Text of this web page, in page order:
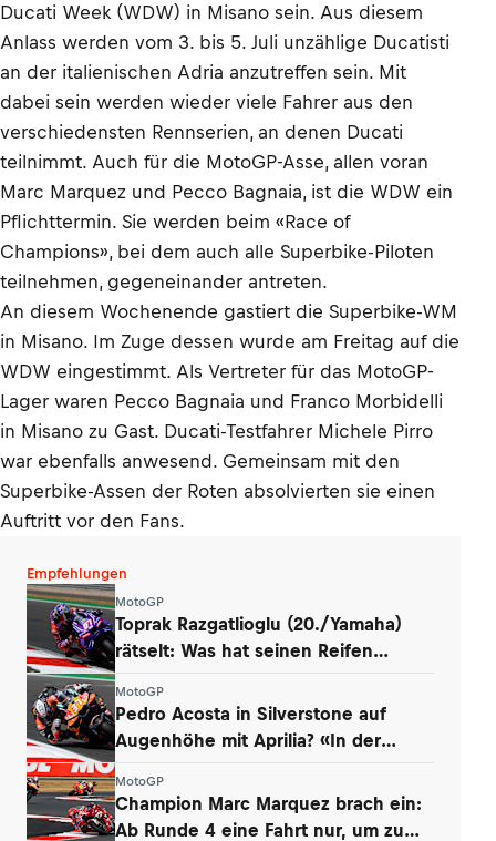
Ducati Week (WDW) in Misano sein. Aus diesem
Anlass werden vom 3. bis 5. Juli unzählige Ducatisti
an der italienischen Adria anzutreffen sein. Mit
dabei sein werden wieder viele Fahrer aus den
verschiedensten Rennserien, an denen Ducati
teilnimmt. Auch für die MotoGP-Asse, allen voran
Marc Marquez und Pecco Bagnaia, ist die WDW ein
Pflichttermin. Sie werden beim «Race of
Champions», bei dem auch alle Superbike-Piloten
teilnehmen, gegeneinander antreten.
An diesem Wochenende gastiert die Superbike-WM
in Misano. Im Zuge dessen wurde am Freitag auf die
WDW eingestimmt. Als Vertreter für das MotoGP-
Lager waren Pecco Bagnaia und Franco Morbidelli
in Misano zu Gast. Ducati-Testfahrer Michele Pirro
war ebenfalls anwesend. Gemeinsam mit den
Superbike-Assen der Roten absolvierten sie einen
Auftritt vor den Fans.
Empfehlungen
MotoGP
Toprak Razgatlioglu (20./Yamaha)
rätselt: Was hat seinen Reifen
MotoGP
Pedro Acosta in Silverstone auf
Augenhöhe mit Aprilia? «In der
MotoGP
Champion Marc Marquez brach ein:
Ab Runde 4 eine Fahrt nur, um zu